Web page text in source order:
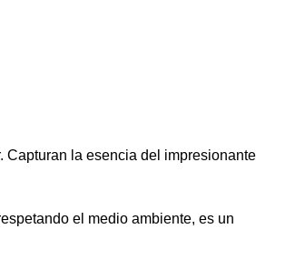
Capturan la esencia del impresionante
el medio ambiente, es un